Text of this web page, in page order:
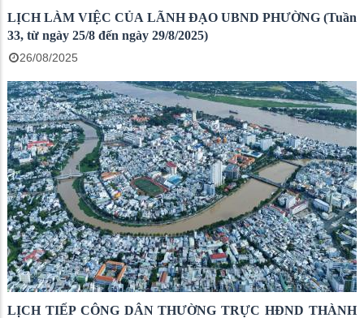
LỊCH LÀM VIỆC CỦA LÃNH ĐẠO UBND PHƯỜNG (Tuần
33, từ ngày 25/8 đến ngày 29/8/2025)
26/08/2025
LỊCH TIẾP CÔNG DÂN THƯỜNG TRỰC HĐND THÀNH